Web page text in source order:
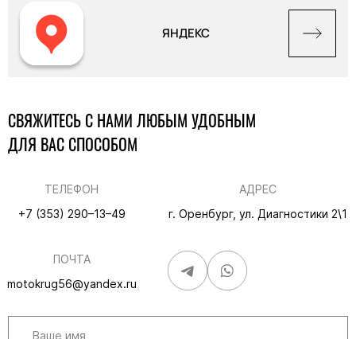
ЯНДЕКС
СВЯЖИТЕСЬ С НАМИ ЛЮБЫМ УДОБНЫМ
ДЛЯ ВАС СПОСОБОМ
ТЕЛЕФОН
+7 (353) 290–13–49
АДРЕС
г. Оренбург, ул. Диагностики 2\1
ПОЧТА
motokrug56@yandex.ru